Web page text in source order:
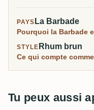
PAYS La Barbade
Pourquoi la Barbade
STYLE Rhum brun
Ce qui compte
Tu peux aussi